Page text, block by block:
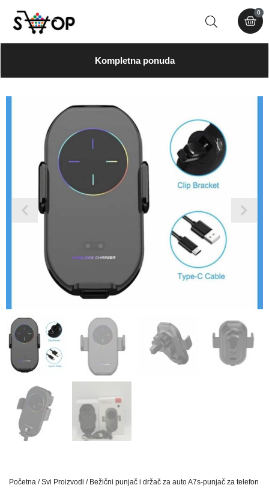
0
Kompletna ponuda
Početna /Svi Proizvodi / Bežični punjač i držač za auto A7s-punjač za telefon